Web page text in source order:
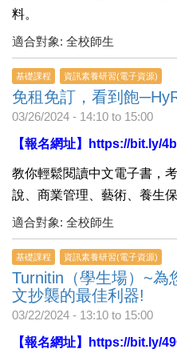
料。
適合對象: 全校師生
基礎課程 資訊素養研習(電子資源)
免租免訂，看到飽
03/26/2024 - 14:10 to 15:00
【報名網址】
https://bit.ly/
教你輕鬆閱讀中文電子書，
說、商業管理、藝術、養生
適合對象: 全校師生
基礎課程 資訊素養研習(電子資源)
Turnitin（學生場）~為
文抄襲的最佳利器!
03/22/2024 - 13:10 to 15:00
【報名網址】
https://bit.ly/